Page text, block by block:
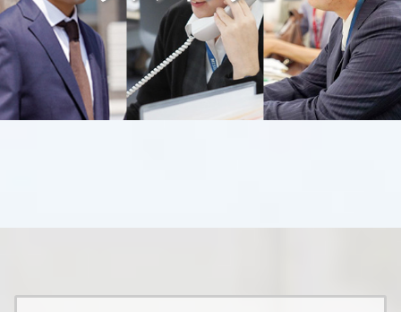
リクルート
募集要項（採用情報）を更新しました。現在の募集はあり
ません。
５月３０日開催の弊社 第７３期定時株主総会におきまし